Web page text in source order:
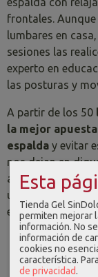
frontales.
lumbares en
sesiones las
experto en
las posturas y
A partir de los 50
la mejor
espalda y evitar
nos dejan en
ayudarte con
uso tópico para
ejercicios.
Esta
Tienda Gel
permiten mejorar
información. No
información de
cookies no
característica.
de privacidad.